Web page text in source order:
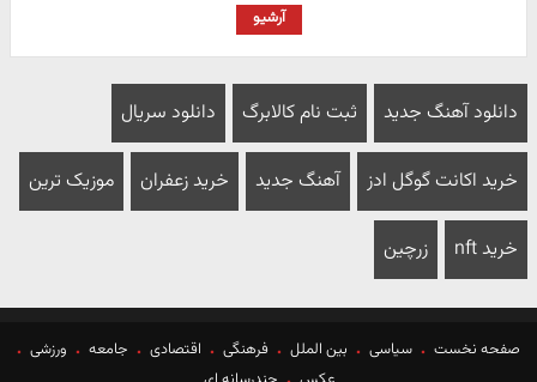
آرشیو
دانلود آهنگ جدید ثبت نام کالابرگ دانلود سریال
خرید اکانت گوگل ادز آهنگ جدید خرید زعفران موزیک ترین
خرید nft زرچین
صفحه نخست سیاسی بین الملل فرهنگی اقتصادی جامعه
ورزشی